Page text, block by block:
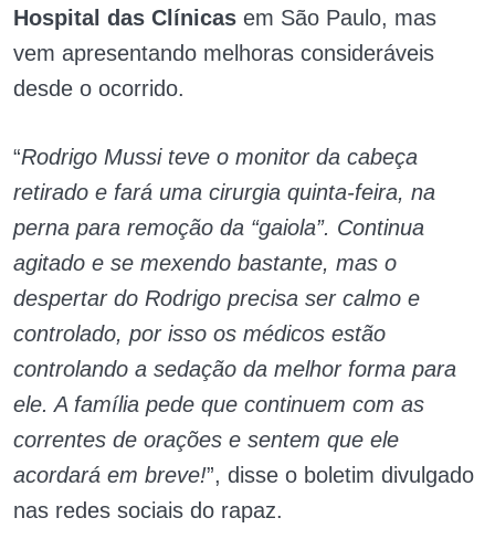
Hospital das Clínicas em São Paulo, mas
vem apresentando melhoras consideráveis
desde o ocorrido.
“Rodrigo Mussi teve o monitor da cabeça
retirado e fará uma cirurgia quinta-feira, na
perna para remoção da “gaiola”. Continua
agitado e se mexendo bastante, mas o
despertar do Rodrigo precisa ser calmo e
controlado, por isso os médicos estão
controlando a sedação da melhor forma para
ele. A família pede que continuem com as
correntes de orações e sentem que ele
acordará em breve!”, disse o boletim divulgado
nas redes sociais do rapaz.